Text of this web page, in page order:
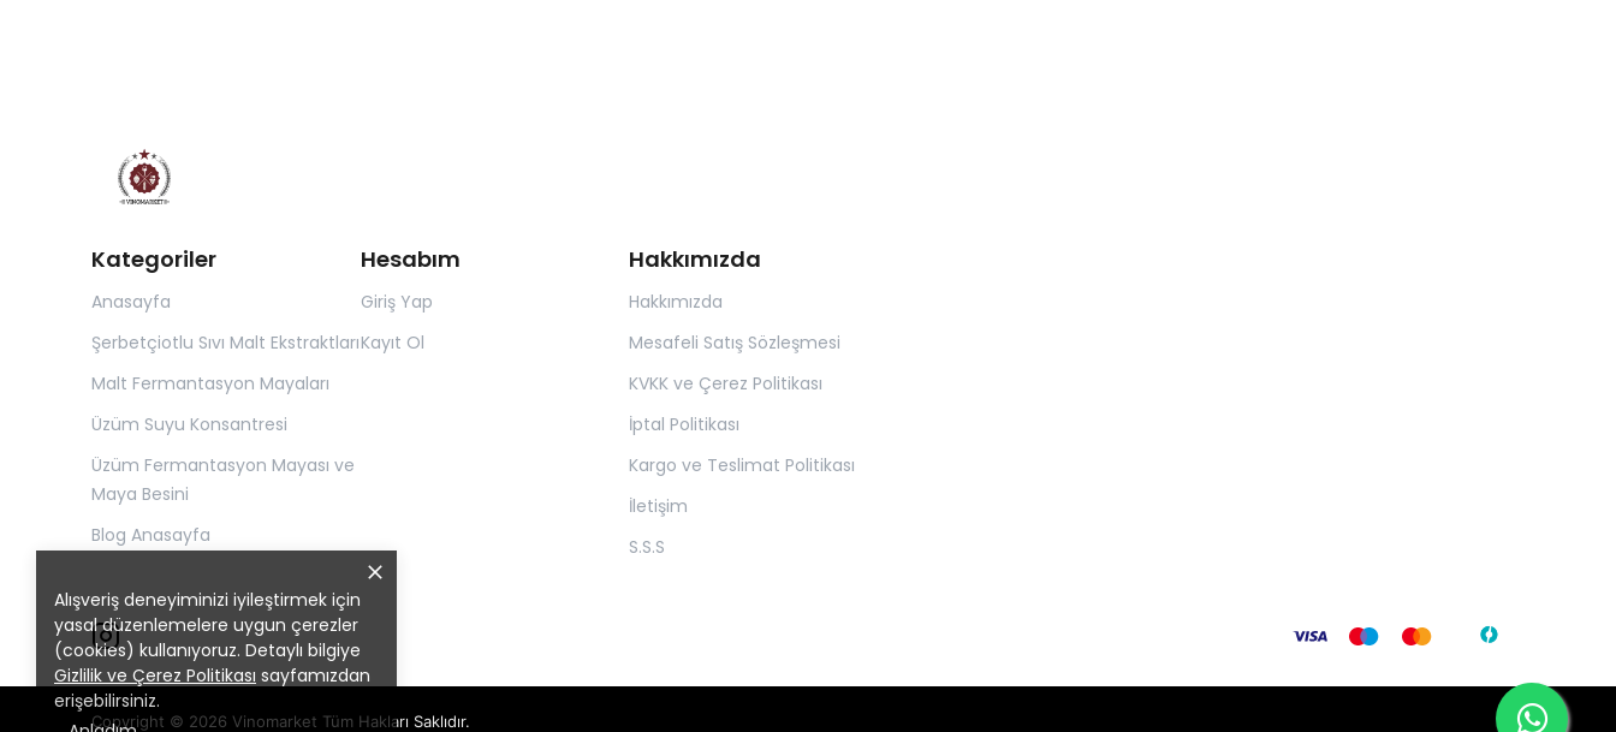
Alışveriş deneyiminizi iyileştirmek için
yasal düzenlemelere uygun çerezler
(cookies) kullanıyoruz. Detaylı bilgiye
Gizlilik ve Çerez Politikası sayfamızdan
erişebilirsiniz.
Kategoriler
Anasayfa
Şerbetçiotlu Sıvı Malt Ekstraktları
Malt Fermantasyon Mayaları
Üzüm Suyu Konsantresi
Üzüm Fermantasyon Mayası ve
Maya Besini
Blog Anasayfa
Hesabım
Giriş Yap
Kayıt Ol
Hakkımızda
Hakkımızda
Mesafeli Satış Sözleşmesi
KVKK ve Çerez Politikası
İptal Politikası
Kargo ve Teslimat Politikası
İletişim
S.S.S
Copyright © 2026 Vinomarket Tüm Hakları Saklıdır.